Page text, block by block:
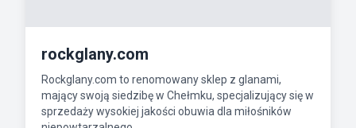
rockglany.com
Rockglany.com to renomowany sklep z glanami,
mający swoją siedzibę w Chełmku, specjalizujący się w
sprzedaży wysokiej jakości obuwia dla miłośników